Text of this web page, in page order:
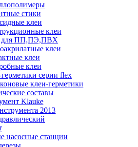
стики
клеи
клеи
для ПП,ПЭ,ПВХ
клеи
клеи
клеи
серии flex
клеи-герметики
составы
Klauke
2013
насосные станции